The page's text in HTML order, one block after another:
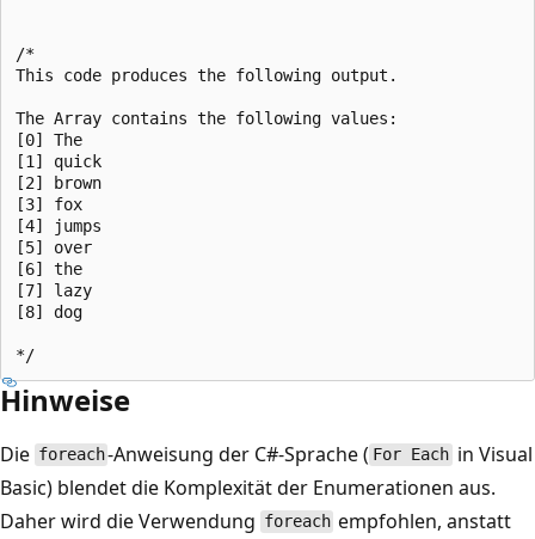
/*
This code produces the following output.
The Array contains the following values:
[0] The
[1] quick
[2] brown
[3] fox
[4] jumps
[5] over
[6] the
[7] lazy
[8] dog
Hinweise
Die foreach-Anweisung der C#-Sprache ( For Each in Visual
Basic) blendet die Komplexität der Enumerationen aus.
Daher wird die Verwendung foreach empfohlen, anstatt